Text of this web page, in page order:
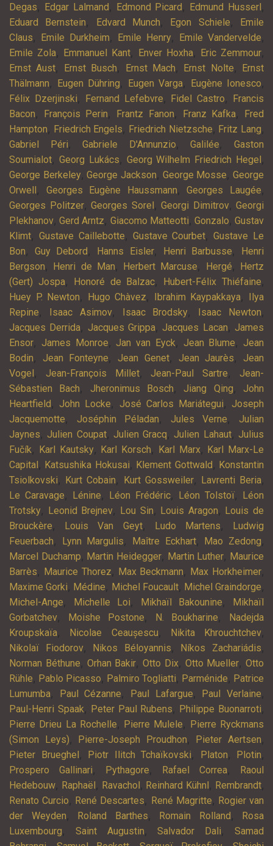
Degas, Edgar Lalmand , Edmond Picard , Edmund Husserl ,
Eduard Bernstein, Edvard Munch, Egon Schiele,
Emile
Claus, Emile Durkheim, Emile Henry, Emile Vandervelde,
Emile Zola, Emmanuel Kant, Enver Hoxha, Eric Zemmour,
Ernst Aust, Ernst Busch, Ernst Mach, Ernst Nolte,
Ernst
Thälmann, Eugen Dühring, Eugen Varga, Eugène Ionesco,
Félix Dzerjinski, Fernand Lefebvre, Fidel Castro,
Francis
Bacon, François Perin, Frantz Fanon, Franz Kafka,
Fred
Hampton, Friedrich Engels, Friedrich Nietzsche, Fritz Lang,
Gabriel Péri,Gabriele D'Annunzio,Galilée,Gaston
Soumialot, Georg Lukács, Georg Wilhelm Friedrich Hegel ,
George Berkeley,George Jackson, George Mosse,George
Orwell , Georges Eugène Haussmann,Georges Laugée,
Georges Politzer, Georges Sorel , Georgi Dimitrov, Georgi
Plekhanov,Gerd Arntz, Giacomo Matteotti, Gonzalo,Gustav
Klimt, Gustave Caillebotte, Gustave Courbet,Gustave Le
Bon, Guy Debord , Hanns Eisler, Henri Barbusse,
Henri
Bergson, Henri de Man, Herbert Marcuse, Hergé,
Hertz
(Gert) Jospa, Honoré de Balzac, Hubert-Félix Thiéfaine,
Huey P. Newton, Hugo Chàvez, Ibrahim Kaypakkaya,
Ilya
Repine, Isaac Asimov, Isaac Brodsky, Isaac Newton,
Jacques Derrida, Jacques Grippa, Jacques Lacan, James
Ensor, James Monroe, Jan van Eyck, Jean Blume, Jean
Bodin, Jean Fonteyne, Jean Genet, Jean Jaurès, Jean
Vogel , Jean-François Millet, Jean-Paul Sartre, Jean-
Sébastien Bach, Jheronimus Bosch, Jiang Qing, John
Heartfield , John Locke, José Carlos Mariátegui, Joseph
Jacquemotte, Joséphin Péladan, Jules Verne, Julian
Jaynes, Julien Coupat, Julien Gracq, Julien Lahaut, Julius
Fučík, Karl Kautsky, Karl Korsch, Karl Marx, Karl Marx-Le
Capital , Katsushika Hokusai, Klement Gottwald , Konstantin
Tsiolkovski, Kurt Cobain, Kurt Gossweiler, Lavrenti Beria,
Le Caravage, Lénine, Léon Frédéric, Léon Tolstoï,
Léon
Trotsky, Leonid Brejnev, Lou Sin, Louis Aragon, Louis de
Brouckère, Louis Van Geyt, Ludo Martens,
Ludwig
Feuerbach, Lynn Margulis, Maître Eckhart, Mao Zedong,
Marcel Duchamp, Martin Heidegger, Martin Luther, Maurice
Barrès, Maurice Thorez, Max Beckmann, Max Horkheimer,
Maxime Gorki, Médine, Michel Foucault, Michel Graindorge,
Michel-Ange, Michelle Loi, Mikhaïl Bakounine,
Mikhaïl
Gorbatchev, Moishe Postone, N. Boukharine,
Nadejda
Kroupskaïa, Nicolae Ceaușescu, Nikita Khrouchtchev,
Nikolaï Fiodorov, Nikos Béloyannis, Níkos Zachariádis,
Norman Béthune, Orhan Bakir, Otto Dix, Otto Mueller, Otto
Rühle, Pablo Picasso, Palmiro Togliatti, Parménide, Patrice
Lumumba, Paul Cézanne, Paul Lafargue, Paul Verlaine,
Paul-Henri Spaak, Peter Paul Rubens, Philippe Buonarroti,
Pierre Drieu La Rochelle, Pierre Mulele,
Pierre Ryckmans
(Simon Leys), Pierre-Joseph Proudhon, Pieter Aertsen,
Pieter Brueghel , Piotr Ilitch Tchaïkovski, Platon, Plotin,
Prospero Gallinari, Pythagore, Rafael Correa,
Raoul
Hedebouw, Raphaël , Ravachol , Reinhard Kühnl , Rembrandt,
Renato Curcio, René Descartes, René Magritte, Rogier van
der Weyden, Roland Barthes, Romain Rolland ,
Rosa
Luxembourg, Saint Augustin,Salvador Dali,Samad